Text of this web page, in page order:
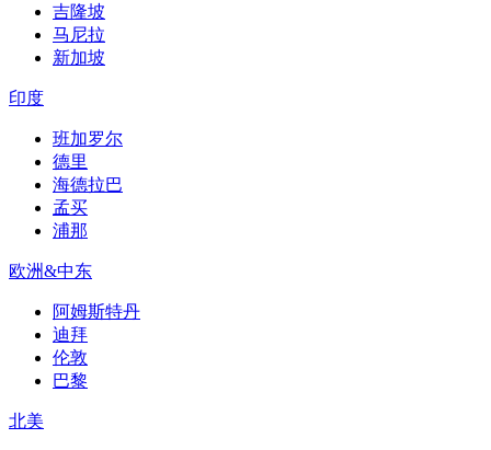
吉隆坡
马尼拉
新加坡
印度
班加罗尔
德里
海德拉巴
孟买
浦那
欧洲&中东
阿姆斯特丹
迪拜
伦敦
巴黎
北美